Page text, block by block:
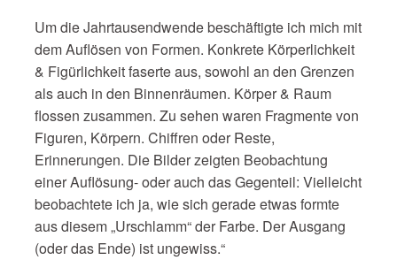
Um die Jahrtausendwende beschäftigte ich mich mit
dem Auflösen von Formen. Konkrete Körperlichkeit
& Figürlichkeit faserte aus, sowohl an den Grenzen
als auch in den Binnenräumen. Körper & Raum
flossen zusammen. Zu sehen waren Fragmente von
Figuren, Körpern. Chiffren oder Reste,
Erinnerungen. Die Bilder zeigten Beobachtung
einer Auflösung- oder auch das Gegenteil: Vielleicht
beobachtete ich ja, wie sich gerade etwas formte
aus diesem „Urschlamm“ der Farbe. Der Ausgang
(oder das Ende) ist ungewiss.“